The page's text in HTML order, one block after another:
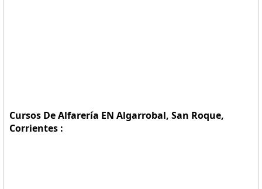
Cursos De Alfarería EN Algarrobal, San Roque,
Corrientes :